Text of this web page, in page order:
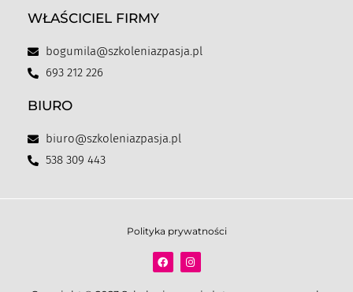
WŁAŚCICIEL FIRMY
bogumila@szkoleniazpasja.pl
693 212 226
BIURO
biuro@szkoleniazpasja.pl
538 309 443
Polityka prywatności